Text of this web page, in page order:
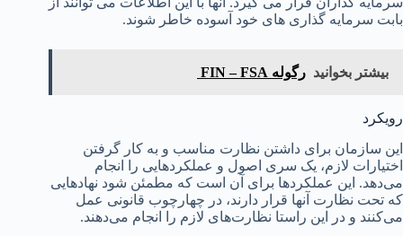
بابت سرمایه گذاری های خود آسوده خاطر شوند.
بیشتر بخوانید رگوله FIN – FSA
رویکرد
این سازمان برای داشتن نظارت مناسب و به کار گرفتن
اختیارات لازم، یک سری اصول و عملکردهایی را انجام
می‌دهد. این عملکردها برای آن است که مطمئن شود نهادهایی
که تحت نظارت آنها قرار دارند، در چهارچوب قانونی عمل
می‌کنند و در این راستا نظارت‌های لازم را انجام می‌دهند.